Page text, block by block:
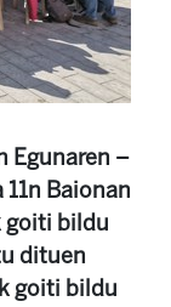
Egunaren –
Baionan
goiti bildu
dituen
goiti bildu